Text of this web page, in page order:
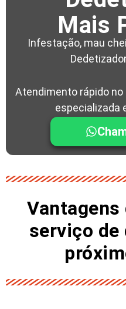
Mais
Infestação, mau
Atendimento rápido
especializada
serviço de